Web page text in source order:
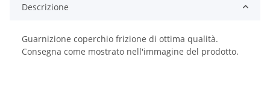
Descrizione
Guarnizione coperchio frizione di ottima qualità.
Consegna come mostrato nell'immagine del prodotto.